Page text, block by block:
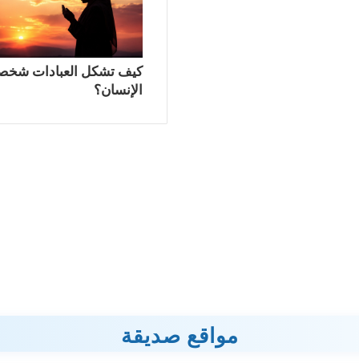
كيف تشكل العبادات
الإنسان؟
مواقع صديقة